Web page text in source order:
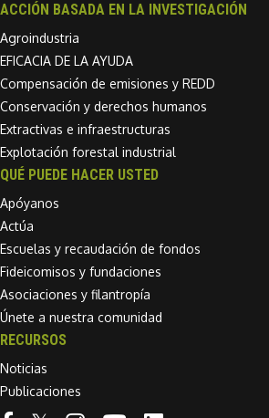
ACCIÓN BASADA EN LA INVESTIGACIÓN
Agroindustria
EFICACIA DE LA AYUDA
Compensación de emisiones y REDD
Conservación y derechos humanos
Extractivas e infraestructuras
Explotación forestal industrial
QUÉ PUEDE HACER USTED
Apóyanos
Actúa
Escuelas y recaudación de fondos
Fideicomisos y fundaciones
Asociaciones y filantropía
Únete a nuestra comunidad
RECURSOS
Noticias
Publicaciones